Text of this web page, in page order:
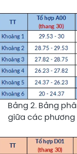
Bảng 2. Bảng
giữa các phương